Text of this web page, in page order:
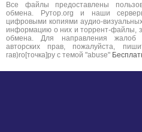
Все файлы предоставлены
обмена. Рутор.org и наши
цифровыми копиями аудио-
информацию о них и торрент-файлы,
обмена. Для направления жалоб
авторских прав, пожалуйста,
гав)ro[точка]ру с темой "abuse"